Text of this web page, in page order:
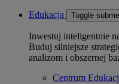
Edukacja Toggle
Inwestuj inteligentnie
Buduj silniejsze
analizom i obszernej
Centrum